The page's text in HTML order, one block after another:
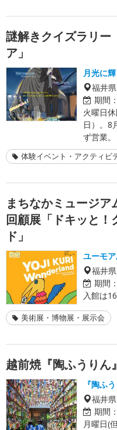
謎解きクイズラリ
ア」
月光に
福井
期間：
火曜日
日）。8
ず営業。
体験イベント・アクティビ
まちなかミュージ
回顧展「ドキッと！
ド」
ユーモ
福井
期間：
入館は
美術展・博物展・展示会
越前焼『陶ふうりん
『陶ふ
福井
期間：
月曜日(